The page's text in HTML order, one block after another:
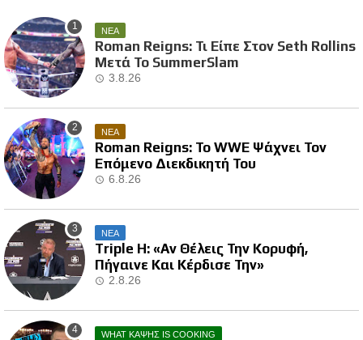
ΝΕΑ
Roman Reigns: Τι Είπε Στον Seth Rollins
Μετά Το SummerSlam
3.8.26
ΝΕΑ
Roman Reigns: Το WWE Ψάχνει Τον
Επόμενο Διεκδικητή Του
6.8.26
ΝΕΑ
Triple H: «Αν Θέλεις Την Κορυφή,
Πήγαινε Και Κέρδισε Την»
2.8.26
WHAT ΚΑΨΗΣ IS COOKING